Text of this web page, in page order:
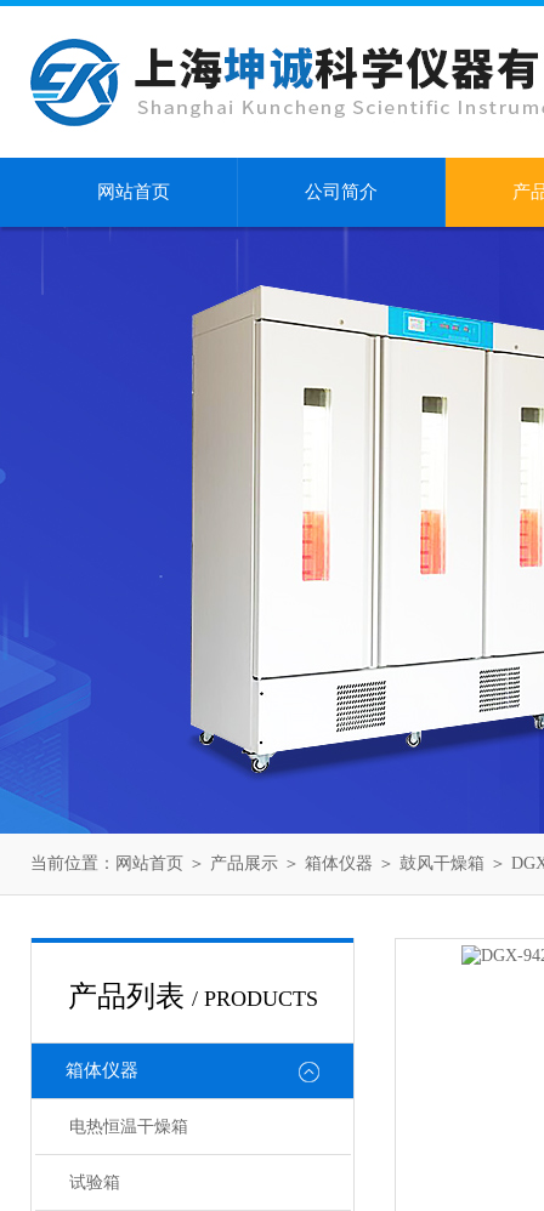
网站首页 公司简介 产
当前位置： 网站首页 ＞ 产品展示 ＞ 箱体仪器 ＞ 鼓风干燥箱 ＞
产品列表 / PRODUCTS
箱体仪器
电热恒温干燥箱
试验箱